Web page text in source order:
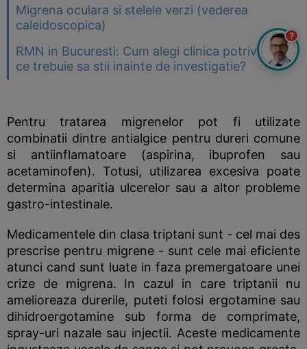
Migrena oculara si stelele verzi (vederea
caleidoscopica)
RMN in Bucuresti: Cum alegi clinica potrivita si
ce trebuie sa stii inainte de investigatie?
Pentru tratarea migrenelor pot fi utilizate
combinatii dintre antialgice pentru dureri comune
si antiinflamatoare (aspirina, ibuprofen sau
acetaminofen). Totusi, utilizarea excesiva poate
determina aparitia ulcerelor sau a altor probleme
gastro-intestinale.
Medicamentele din clasa triptani sunt - cel mai des
prescrise pentru migrene - sunt cele mai eficiente
atunci cand sunt luate in faza premergatoare unei
crize de migrena. In cazul in care triptanii nu
amelioreaza durerile, puteti folosi ergotamine sau
dihidroergotamine sub forma de comprimate,
spray-uri nazale sau injectii. Aceste medicamente
?